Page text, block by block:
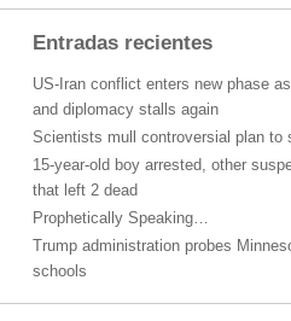
Entradas recientes
US-Iran conflict enters new phase
and diplomacy stalls again
Scientists mull controversial plan to
15-year-old boy arrested, other
that left 2 dead
Prophetically Speaking…
Trump administration probes
schools